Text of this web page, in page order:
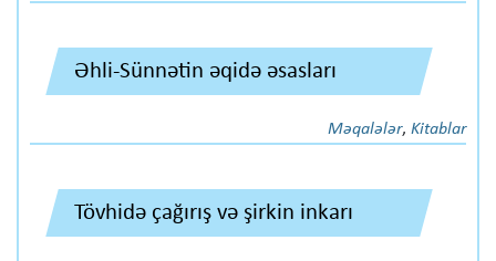
Əhli-Sünnətin əqidə əsasları
Məqalələr, Kitablar
Tövhidə çağırış və şirkin inkarı